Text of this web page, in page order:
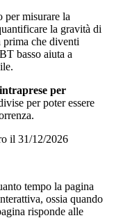
per misurare la
la gravità di
prima che diventi
basso aiuta a
per
per poter essere
il 31/12/2026
tempo la pagina
ossia quando
risponde alle